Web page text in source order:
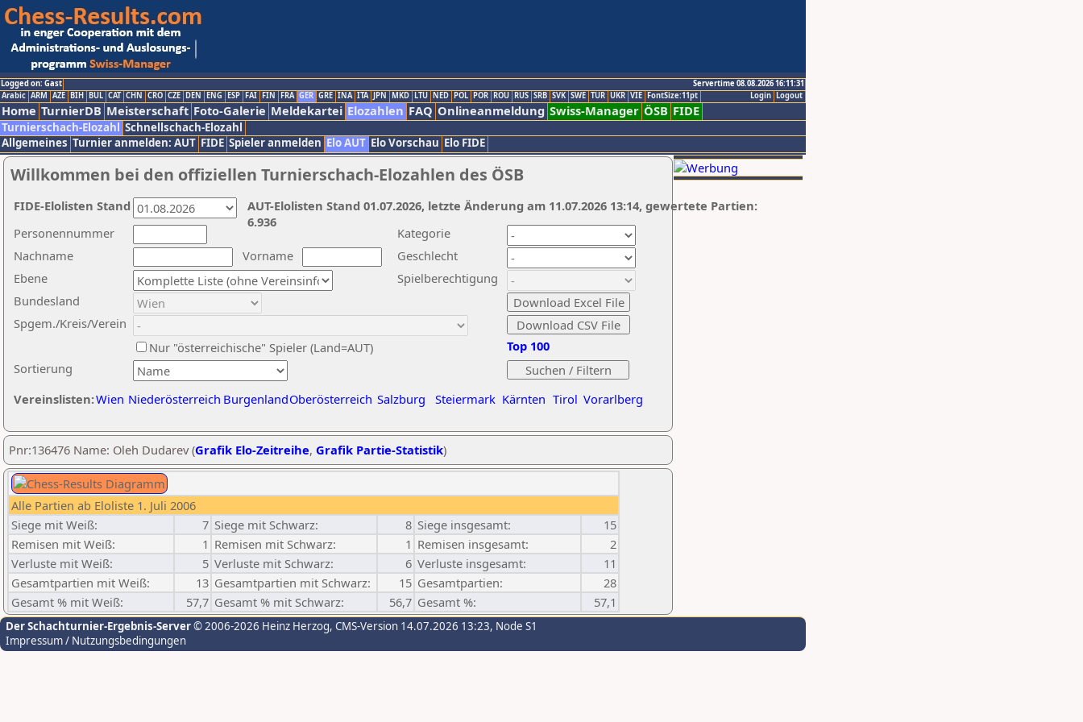
Logged on: Gast
Servertime 08.08.2026 16:11:31
Logout
Login
Arabic ARM AZE BIH BUL CAT CHN CRO CZE DEN ENG ESP FAI FIN FRA GER GRE INA ITA JPN MKD LTU NED POL POR ROU RUS SRB SVK SWE TUR UKR VIE FontSize:11pt
Home TurnierDB Meisterschaft Foto-Galerie Meldekartei Elozahlen FAQ Onlineanmeldung Swiss-Manager ÖSB FIDE
Turnierschach-Elozahl Schnellschach-Elozahl
Allgemeines Turnier anmelden: AUT FIDE Spieler anmelden Elo AUT Elo Vorschau Elo FIDE
Willkommen bei den offiziellen Turnierschach-Elozahlen des ÖSB
Nachname
Vorname
Ebene
Kategorie
Sortierung
Personennummer
Bundesland
Spgem./Kreis/Verein
Geschlecht
Nur "österreichische" Spieler (Land=AUT)
Spielberechtigung
Vereinslisten:Wien Niederösterreich BurgenlandOberösterreich Salzburg Steiermark Kärnten Tirol Vorarlberg
Top 100
AUT-Elolisten Stand 01.07.2026, letzte Änderung am 11.07.2026 13:14, gewertete Partien:
6.936
FIDE-Elolisten Stand
Pnr:136476 Name: Oleh Dudarev (Grafik Elo-Zeitreihe, Grafik Partie-Statistik)
Alle Partien ab Eloliste 1. Juli 2006
Siege mit Weiß:
7 Siege mit Schwarz: 8 Siege insgesamt:
15
Remisen mit Weiß:
1 Remisen mit Schwarz: 1 Remisen insgesamt:
2
Verluste mit Weiß:
5 Verluste mit Schwarz: 6 Verluste insgesamt:
11
Gesamtpartien mit Weiß:
13 Gesamtpartien mit Schwarz: 15 Gesamtpartien:
28
Gesamt % mit Weiß:
57,7 Gesamt % mit Schwarz: 56,7 Gesamt %: 57,1
Der Schachturnier-Ergebnis-Server© 2006-2026 Heinz Herzog, CMS-Version 14.07.2026 13:23, Node S1
Impressum / Nutzungsbedingungen